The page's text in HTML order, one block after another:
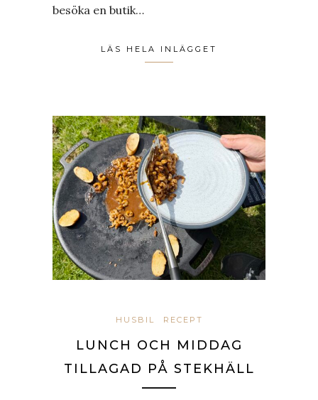
besöka en butik…
LÄS HELA INLÄGGET
HUSBIL RECEPT
LUNCH OCH MIDDAG
TILLAGAD PÅ STEKHÄLL